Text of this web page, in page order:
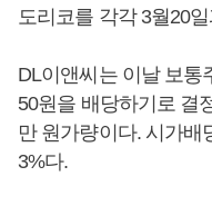
도리코를 각각 3월20
DL이앤씨는 이날 보통
50원을 배당하기로 결
만 원가량이다. 시가배
3%다.